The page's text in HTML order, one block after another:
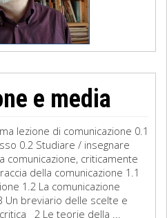
e media
lezione di comunicazione 0.1
0.2 Studiare / insegnare
comunicazione, criticamente
della comunicazione 1.1
1.2 La comunicazione
breviario delle scelte e
2 Le teorie della ...